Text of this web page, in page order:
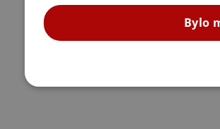
Bylo
NEZBYTNĚ NUTNÉ